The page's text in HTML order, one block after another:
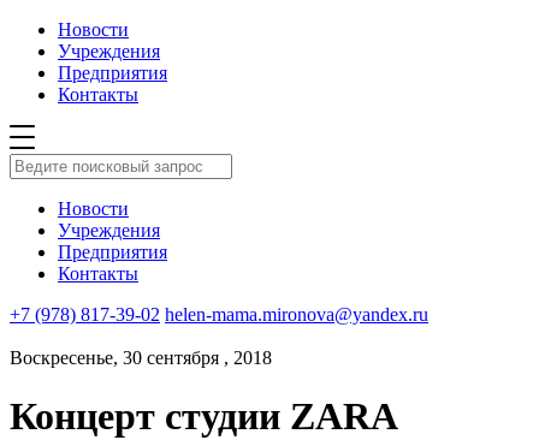
Новости
Учреждения
Предприятия
Контакты
Новости
Учреждения
Предприятия
Контакты
+7 (978) 817-39-02 helen-mama.mironova@yandex.ru
Воскресенье, 30 сентября , 2018
Концерт студии ZARA